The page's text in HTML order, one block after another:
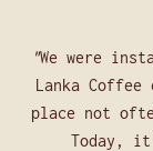
We were
Lanka
place not
Today,